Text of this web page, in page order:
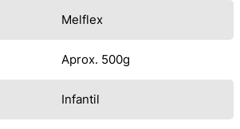
Melflex
Aprox. 500g
Infantil